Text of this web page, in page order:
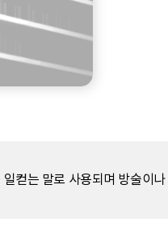
컫는 말로 사용되며 방술이